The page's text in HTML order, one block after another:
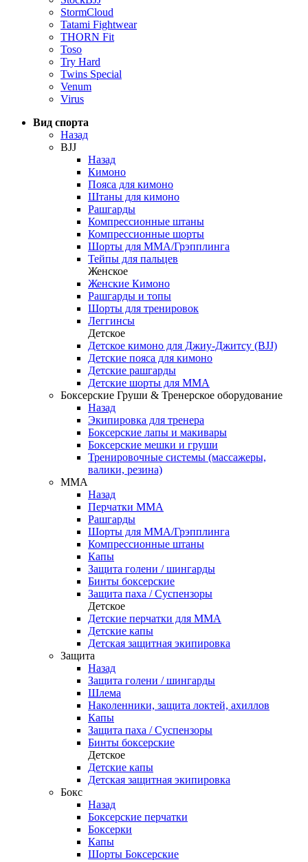
StormCloud
Tatami Fightwear
THORN Fit
Toso
Try Hard
Twins Special
Venum
Virus
Вид спорта
Назад
BJJ
Назад
Кимоно
Пояса для кимоно
Штаны для кимоно
Рашгарды
Компрессионные штаны
Компрессионные шорты
Шорты для ММА/Грэпплинга
Тейпы для пальцев
Женское
Женские Кимоно
Рашгарды и топы
Шорты для тренировок
Леггинсы
Детское
Детское кимоно для Джиу-Джитсу (BJJ)
Детские пояса для кимоно
Детские рашгарды
Детские шорты для ММА
Боксерские Груши & Тренерское оборудование
Назад
Экипировка для тренера
Боксерские лапы и макивары
Боксерские мешки и груши
Тренировочные системы (массажеры,
валики, резина)
ММА
Назад
Перчатки ММА
Рашгарды
Шорты для ММА/Грэпплинга
Компрессионные штаны
Капы
Защита голени / шингарды
Бинты боксерские
Защита паха / Суспензоры
Детское
Детские перчатки для ММА
Детские капы
Детская защитная экипировка
Защита
Назад
Защита голени / шингарды
Шлема
Наколенники, защита локтей, ахиллов
Капы
Защита паха / Суспензоры
Бинты боксерские
Детское
Детские капы
Детская защитная экипировка
Бокс
Назад
Боксерские перчатки
Боксерки
Капы
Шорты Боксерские